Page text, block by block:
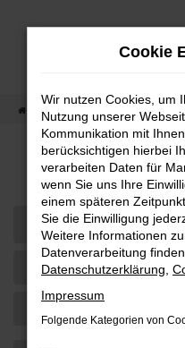
Zum
Startseite Fahrzeugangebot
Cookie
Wir nutzen Cookies, um
Nutzung unserer
Kommunikation mit
berücksichtigen hierbei
verarbeiten Daten für
wenn Sie uns Ihre
einem späteren
Sie die Einwilligung
Weitere Informationen
Datenverarbeitung
Datenschutzerklärung
Impressum
Folgende Kategorien von